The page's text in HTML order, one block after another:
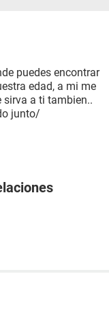
puedes encontrar
edad, a mi me
sirva a ti tambien..
junto/